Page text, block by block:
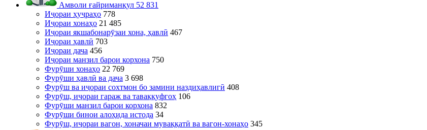
Амволи ғайриманқул 52 831
Иҷораи ҳуҷраҳо 778
Иҷораи хонаҳо 21 485
Иҷораи якшабонарӯзаи хона, ҳавлӣ 467
Иҷораи ҳавлӣ 703
Иҷораи дача 456
Иҷораи манзил барои корхона 750
Фурӯши хонаҳо 22 769
Фурӯши ҳавлӣ ва дача 3 698
Фурӯш ва иҷораи сохтмон бо замини наздиҳавлигӣ 408
Фурӯш, иҷораи гараж ва таваққуфгоҳ 106
Фурӯши манзил барои корхона 832
Фурӯши бинои алоҳида истода 34
Фурӯш, иҷораи вагон, хоначаи муваққатӣ ва вагон-хонаҳо 345